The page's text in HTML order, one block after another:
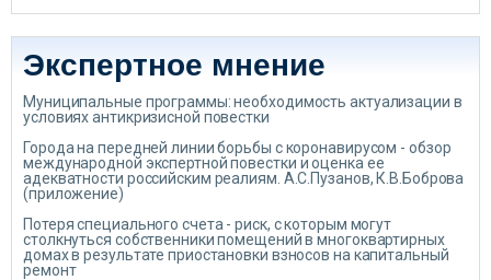
Экспертное мнение
Муниципальные программы: необходимость актуализации в
условиях антикризисной повестки
Города на передней линии борьбы с коронавирусом - обзор
международной экспертной повестки и оценка ее
адекватности российским реалиям. А.С.Пузанов, К.В.Боброва
(приложение)
Потеря специального счета - риск, с которым могут
столкнуться собственники помещений в многоквартирных
домах в результате приостановки взносов на капитальный
ремонт